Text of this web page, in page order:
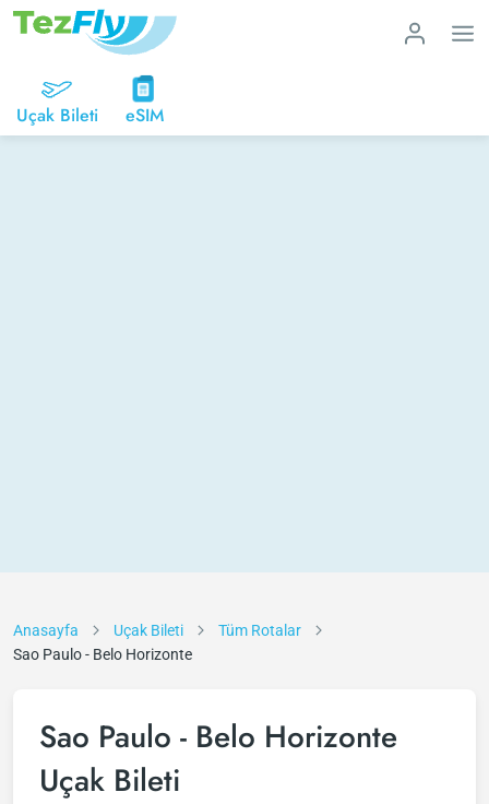
Uçak Bileti eSIM
Anasayfa Uçak Bileti
Tüm Rotalar
Sao Paulo - Belo Horizonte
Sao Paulo - Belo Horizonte
Uçak Bileti